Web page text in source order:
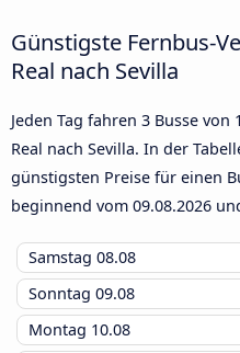
Günstigste Fernbus-
Real nach Sevilla
Jeden Tag fahren 3 Busse
Real nach Sevilla. In der
günstigsten Preise für einen
beginnend vom 09.08.2026
Samstag 08.08
Sonntag 09.08
Montag 10.08